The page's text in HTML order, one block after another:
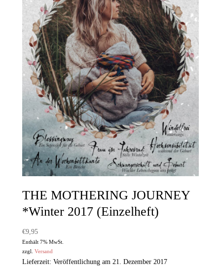
THE MOTHERING JOURNEY
*Winter 2017 (Einzelheft)
€9,95
Enthält 7% MwSt.
zzgl. Versand
Lieferzeit: Veröffentlichung am 21. Dezember 2017